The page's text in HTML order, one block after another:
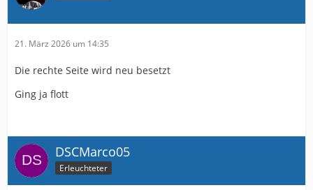
21. März 2026 um 14:35
Die rechte Seite wird neu besetzt
Ging ja flott
DSCMarco05
Erleuchteter